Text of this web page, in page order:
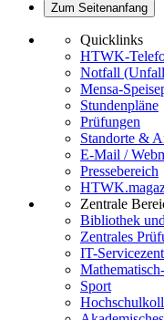
Zum Seitenanfang
Quicklinks
HTWK-
Notfall
Mensa-
Stundenpläne
Prüfungen
Standorte &
E-Mail /
Pressebereich
Zentrale
Bibliothek
Zentrales
IT-
Sport